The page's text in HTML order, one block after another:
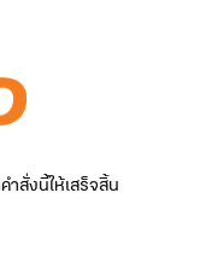
สั่งนี้ให้เสร็จสิ้น